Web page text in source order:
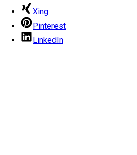
Xing
Pinterest
LinkedIn